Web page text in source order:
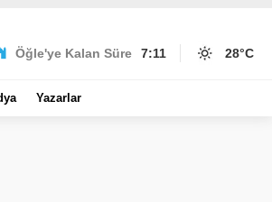
Öğle'ye Kalan Süre 7:11 28°C
Yazarlar